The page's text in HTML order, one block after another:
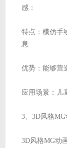
感：
特点：模仿手
息
优势：能够营
应用场景：儿
3、3D风格
3D风格MG动